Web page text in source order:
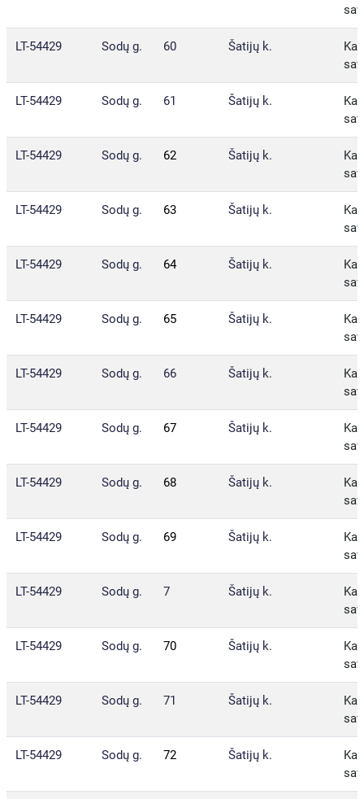
LT-54429 Sodų g. 60 Šatijų k.
LT-54429 Sodų g. 61 Šatijų k.
LT-54429 Sodų g. 62 Šatijų k.
LT-54429 Sodų g. 63 Šatijų k.
LT-54429 Sodų g. 64 Šatijų k.
LT-54429 Sodų g. 65 Šatijų k.
LT-54429 Sodų g. 66 Šatijų k.
LT-54429 Sodų g. 67 Šatijų k.
LT-54429 Sodų g. 68 Šatijų k.
LT-54429 Sodų g. 69 Šatijų k.
LT-54429 Sodų g. 7 Šatijų k.
LT-54429 Sodų g. 70 Šatijų k.
LT-54429 Sodų g. 71 Šatijų k.
LT-54429 Sodų g. 72 Šatijų k.